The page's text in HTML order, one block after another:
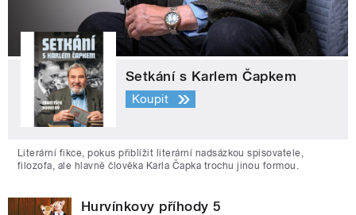
Setkání s Karlem Čapkem
Koupit
Literární fikce, pokus přiblížit literární nadsázkou spisovatele,
filozofa, ale hlavně člověka Karla Čapka trochu jinou formou.
Hurvínkovy příhody 5